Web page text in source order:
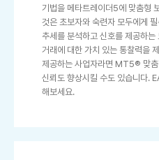
기법을 메타트레이더5에 맞춤형
것은 초보자와 숙련자 모두에게
추세를 분석하고 신호를 제공하는
거래에 대한 가치 있는 통찰력을
제공하는 사업자라면 MT5® 맞춤
신뢰도 향상시킬 수도 있습니다.
해보세요.